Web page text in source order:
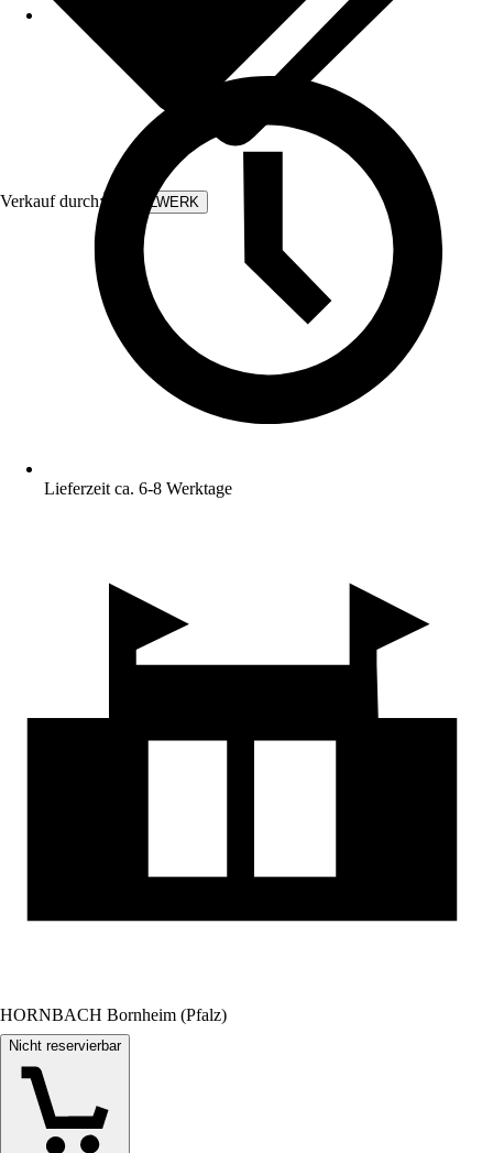
Verkauf durch: STAHLWERK
Lieferzeit ca. 6-8 Werktage
HORNBACH Bornheim (Pfalz)
Nicht reservierbar